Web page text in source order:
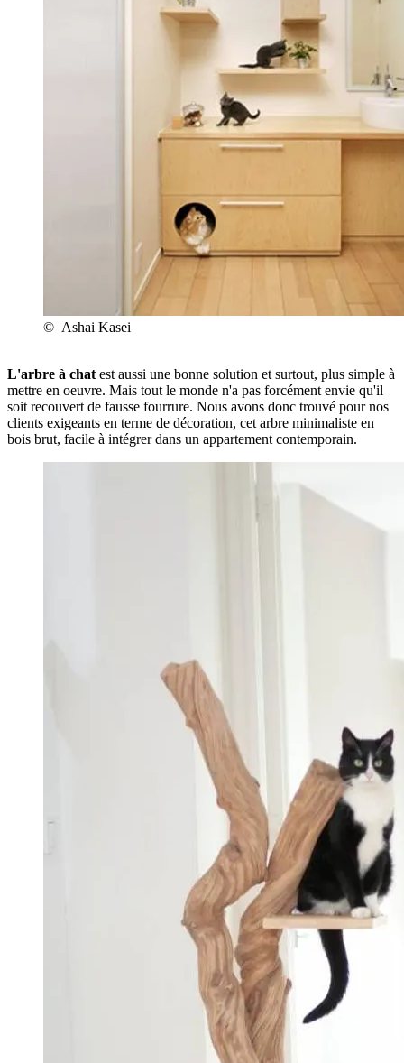
© Ashai Kasei
L'arbre à chat est aussi une bonne solution et surtout, plus simple à
mettre en oeuvre. Mais tout le monde n'a pas forcément envie qu'il
soit recouvert de fausse fourrure. Nous avons donc trouvé pour nos
clients exigeants en terme de décoration, cet arbre minimaliste en
bois brut, facile à intégrer dans un appartement contemporain.